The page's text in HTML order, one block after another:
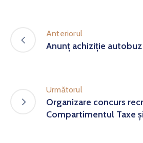
Anteriorul
Anunț achiziție
Următorul
Organizare concurs
Compartimentul Taxe